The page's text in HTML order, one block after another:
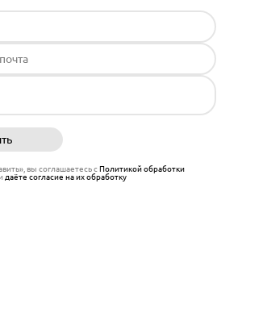
вы соглашаетесь сПолитикой обработки
даёте согласие на их обработку